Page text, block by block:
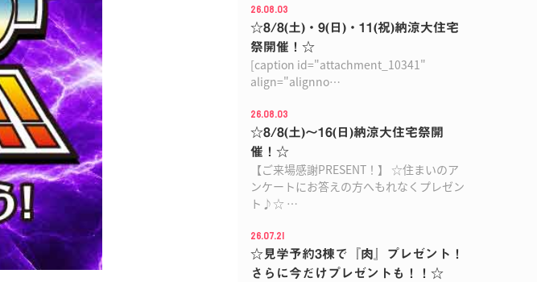
26.08.03
☆8/8(土)・9(日)・11(祝)納涼大住宅
祭開催！☆
[caption id="attachment_10341"
align="alignno…
26.08.03
☆8/8(土)〜16(日)納涼大住宅祭開
催！☆
【ご来場感謝PRESENT！】 ☆住まいのア
ンケートにお答えの方へもれなくプレゼン
ト♪☆ …
26.07.21
☆見学予約3棟で『肉』プレゼント！
さらに今だけプレゼントも！！☆